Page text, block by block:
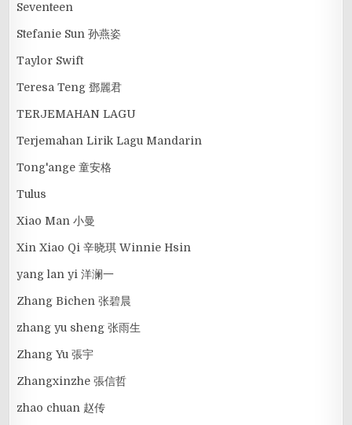
Seventeen
Stefanie Sun 孙燕姿
Taylor Swift
Teresa Teng 鄧麗君
TERJEMAHAN LAGU
Terjemahan Lirik Lagu Mandarin
Tong'ange 童安格
Tulus
Xiao Man 小曼
Xin Xiao Qi 辛晓琪 Winnie Hsin
yang lan yi 洋澜一
Zhang Bichen 张碧晨
zhang yu sheng 张雨生
Zhang Yu 張宇
Zhangxinzhe 張信哲
zhao chuan 赵传